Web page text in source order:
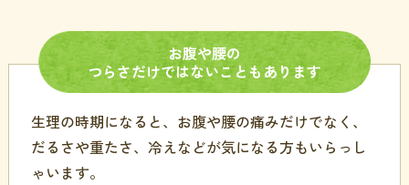
お腹や腰の
つらさだけではないこともあります
生理の時期になると、お腹や腰の痛みだけでなく、
だるさや重たさ、冷えなどが気になる方もいらっし
ゃいます。